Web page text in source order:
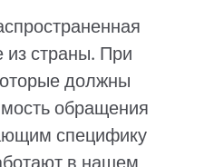
из страны. При
должны
обращения
специфику
в нашем